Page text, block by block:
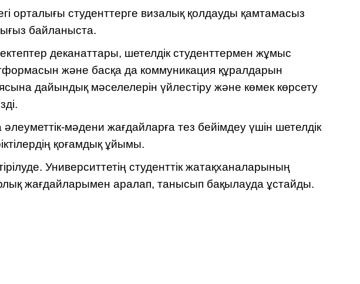
орталығы студенттерге визалық қолдауды қамтамасыз
байланыста.
деканаттары, шетелдік студенттермен жұмыс
және басқа да коммуникация құралдарын
дайындық мәселелерін үйлестіру және көмек көрсету
мәдени жағдайларға тез бейімдеу үшін шетелдік
қоғамдық ұйымы.
Университтетің студенттік жатақханаларының
жағдайларымен аралап, танысып бақылауда ұстайды.